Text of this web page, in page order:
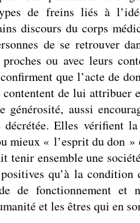
de freins liés à
discours du corps
de se retrouver
ou avec leurs
que l’acte de
de lui attribuer
générosité, aussi
décrétée. Elles vérifient
mieux « l’esprit du don »
tenir ensemble une
qu’à la condition
de fonctionnement et
et les êtres qui en